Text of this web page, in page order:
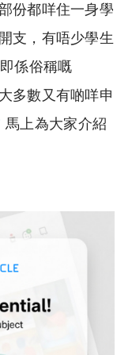
p
y
Li
n
k
at
s
p
p
份都咩住一身學
支，有唔少學生
係俗稱嘅
多數又有啲咩申
馬上為大家介紹